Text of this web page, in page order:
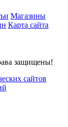
Магазины
Карта сайта
защищены!